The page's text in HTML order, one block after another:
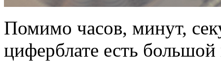
Помимо часов, минут,
циферблате есть